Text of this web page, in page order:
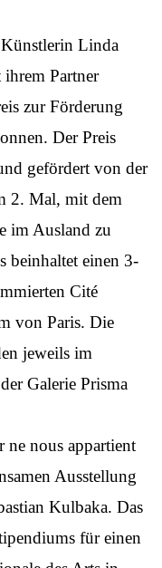
Künstlerin Linda
Partner
zur Förderung
Der Preis
gefördert von der
2. Mal, mit dem
im Ausland zu
beinhaltet einen 3-
Cité
von Paris. Die
jeweils im
Galerie Prisma
ne nous appartient
Ausstellung
Kulbaka. Das
für einen